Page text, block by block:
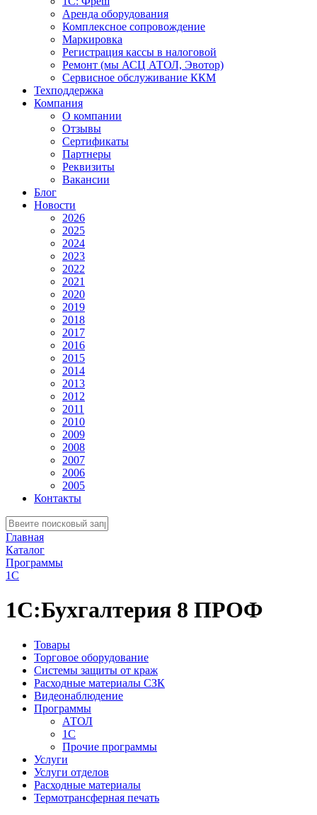
Аренда оборудования
Комплексное сопровождение
Маркировка
Регистрация кассы в налоговой
Ремонт (мы АСЦ АТОЛ, Эвотор)
Сервисное обслуживание ККМ
Техподдержка
Компания
О компании
Отзывы
Сертификаты
Партнеры
Реквизиты
Вакансии
Блог
Новости
2026
2025
2024
2023
2022
2021
2020
2019
2018
2017
2016
2015
2014
2013
2012
2011
2010
2009
2008
2007
2006
2005
Контакты
Главная
Каталог
Программы
1С
1С:Бухгалтерия 8 ПРОФ
Товары
Торговое оборудование
Системы защиты от краж
Расходные материалы СЗК
Видеонаблюдение
Программы
АТОЛ
1С
Прочие программы
Услуги
Услуги отделов
Расходные материалы
Термотрансферная печать